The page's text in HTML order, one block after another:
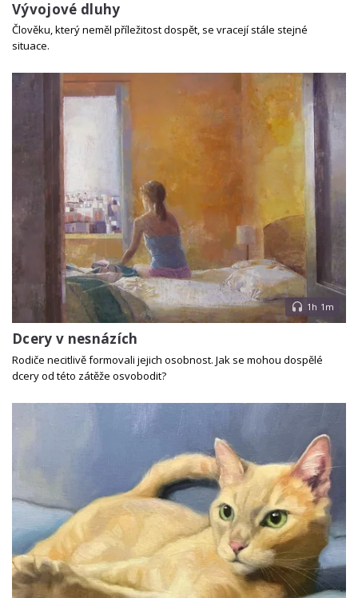
Vývojové dluhy
Člověku, který neměl příležitost dospět, se vracejí stále stejné
situace.
1h 1m
Dcery v nesnázích
Rodiče necitlivě formovali jejich osobnost. Jak se mohou dospělé
dcery od této zátěže osvobodit?